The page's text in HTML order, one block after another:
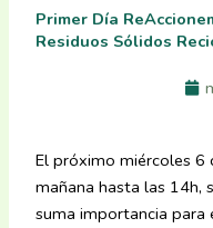
Primer Día
Residuos Sólidos
El próximo miércoles 6
mañana hasta las 14h,
suma importancia